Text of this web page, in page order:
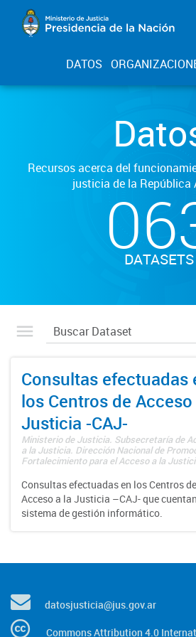
DATOS
Recursos acerca del
justicia de la República
DATASETS
Consultas efectuadas
los Centros de Acceso
Justicia -CAJ-
Ministerio de Justicia. Subsecretaría de
a la Justicia. Dirección Nacional de
Fortalecimiento para el Acceso a la
Consultas efectuadas en los Centros de
Acceso a la Justicia –CAJ- que
sistema de gestión informático.
datosjusticia@jus.gov.ar
Commons Attribution 4.0